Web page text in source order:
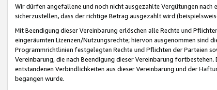
Wir dürfen angefallene und noch nicht ausgezahlte Vergütungen
sicherzustellen, dass der richtige Betrag ausgezahlt wird
Mit Beendigung dieser Vereinbarung erlöschen alle Rechte und
eingeräumten Lizenzen/Nutzungsrechte; hiervon ausgenommen sind
Programmrichtlinien festgelegten Rechte und Pflichten der Parteien
Vereinbarung, die nach Beendigung dieser Vereinbarung
entstandenen Verbindlichkeiten aus dieser Vereinbarung und der
begangen wurde.